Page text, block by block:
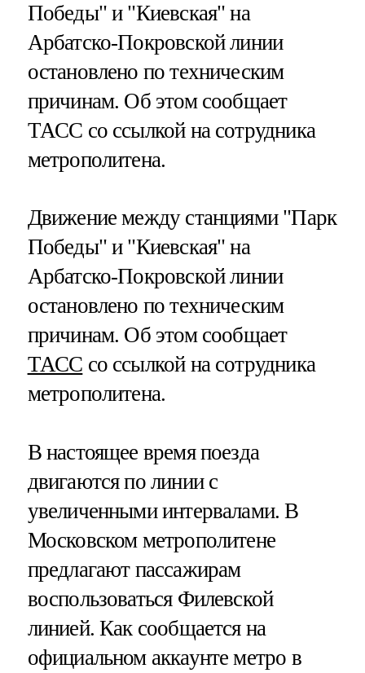
Победы" и "Киевская" на
Арбатско-Покровской линии
остановлено по техническим
причинам. Об этом сообщает
ТАСС со ссылкой на сотрудника
метрополитена.
Движение между станциями "Парк
Победы" и "Киевская" на
Арбатско-Покровской линии
остановлено по техническим
причинам. Об этом сообщает
ТАСС со ссылкой на сотрудника
метрополитена.
В настоящее время поезда
двигаются по линии с
увеличенными интервалами. В
Московском метрополитене
предлагают пассажирам
воспользоваться Филевской
линией. Как сообщается на
официальном аккаунте метро в